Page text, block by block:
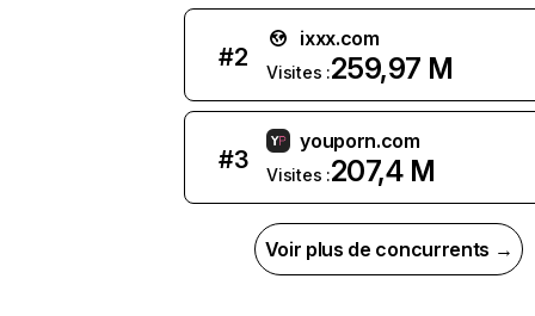
#2
ixxx.com
Visites :259,97 M
#3
youporn.com
Visites :207,4 M
Voir plus de concurrents →